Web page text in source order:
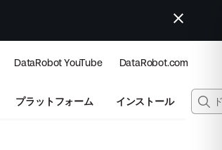
DataRobot YouTube DataRobot.com
プラットフォーム インストール